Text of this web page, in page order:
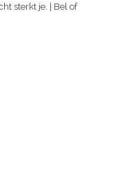
sterkt je. | Bel of